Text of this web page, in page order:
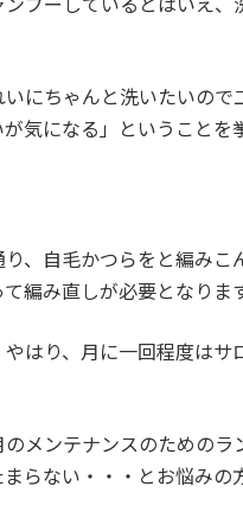
にちゃんと洗いたいの
気になる」ということを
、自毛かつらをと編み
編み直しが必要となります
はり、月に一回程度は
メンテナンスのための
らない・・・とお悩みの